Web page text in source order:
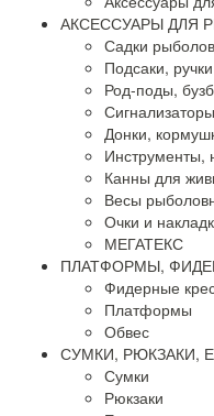
АКСЕССУАРЫ ДЛЯ
Садки
Подсаки,
Род-поды,
Донки,
Инструменты,
Канны для
Весы
Очки и
МЕГАТЕКС
ПЛАТФОРМЫ,
Фидерные
Платформы
Обвес
СУМКИ, РЮКЗАКИ,
Сумки
Рюкзаки